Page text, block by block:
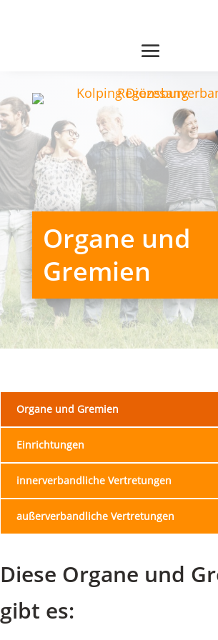
Organe und
Gremien
Organe und Gremien
Einrichtungen
innerverbandliche Vertretungen
außerverbandliche Vertretungen
Diese Organe und
gibt es: